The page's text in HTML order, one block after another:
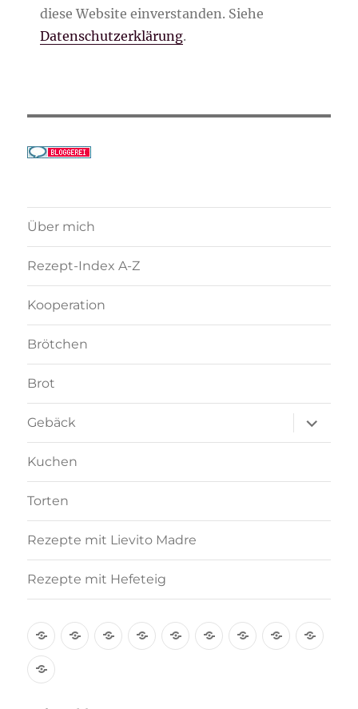
diese Website einverstanden. Siehe
Datenschutzerklärung.
Über mich
Rezept-Index A-Z
Kooperation
Brötchen
Brot
Gebäck
anzeigen
Kuchen
Torten
Rezepte mit Lievito Madre
Rezepte mit Hefeteig
Über
mich
Rezept-
Index
Kooperation
Brötchen
Brot GebäckKuchenTorten
Rezepte